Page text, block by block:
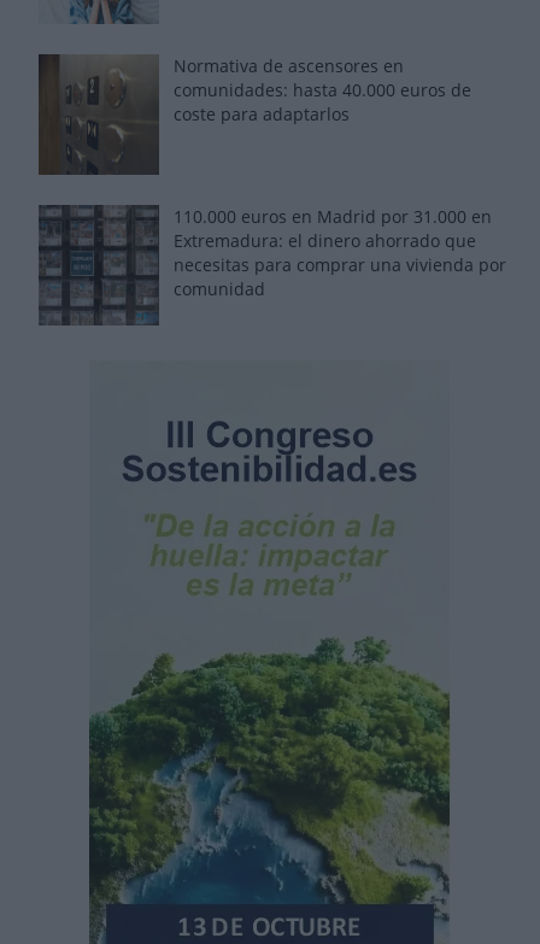
Normativa de ascensores en
comunidades: hasta 40.000 euros de
coste para adaptarlos
110.000 euros en Madrid por 31.000 en
Extremadura: el dinero ahorrado que
necesitas para comprar una vivienda por
comunidad